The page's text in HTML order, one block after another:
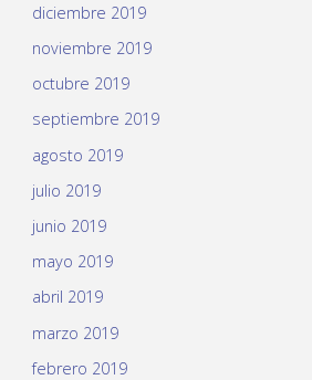
diciembre 2019
noviembre 2019
octubre 2019
septiembre 2019
agosto 2019
julio 2019
junio 2019
mayo 2019
abril 2019
marzo 2019
febrero 2019